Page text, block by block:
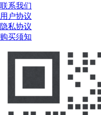
联系我们
用户协议
隐私协议
购买须知